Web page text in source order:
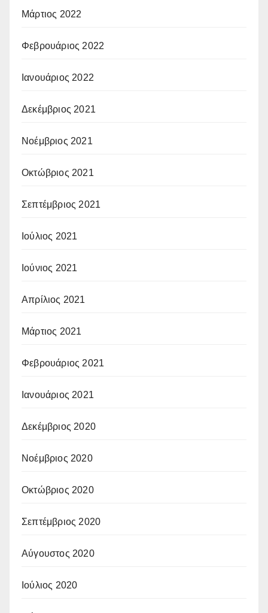
Μάρτιος 2022
Φεβρουάριος 2022
Ιανουάριος 2022
Δεκέμβριος 2021
Νοέμβριος 2021
Οκτώβριος 2021
Σεπτέμβριος 2021
Ιούλιος 2021
Ιούνιος 2021
Απρίλιος 2021
Μάρτιος 2021
Φεβρουάριος 2021
Ιανουάριος 2021
Δεκέμβριος 2020
Νοέμβριος 2020
Οκτώβριος 2020
Σεπτέμβριος 2020
Αύγουστος 2020
Ιούλιος 2020